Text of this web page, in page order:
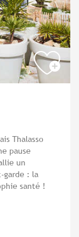
Thalasso
pause
un
garde : la
santé !